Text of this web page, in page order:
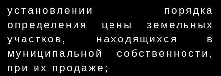
установлении порядка
определения цены земельных
участков, находящихся в
муниципальной собственности,
при их продаже;